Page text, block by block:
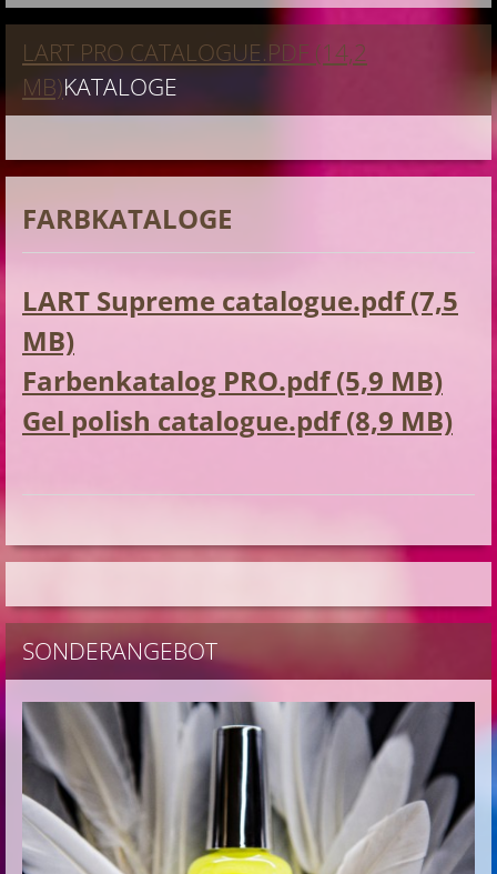
LART PRO CATALOGUE.PDF (14,2
MB)KATALOGE
FARBKATALOGE
LART Supreme catalogue.pdf (7,5
MB)
Farbenkatalog PRO.pdf (5,9 MB)
Gel polish catalogue.pdf (8,9 MB)
SONDERANGEBOT